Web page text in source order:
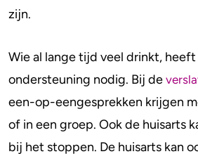
zijn.
Wie al lange tijd veel drinkt, heeft
ondersteuning nodig. Bij de
een-op-eengesprekken krijgen
of in een groep. Ook de huisarts
bij het stoppen. De huisarts kan